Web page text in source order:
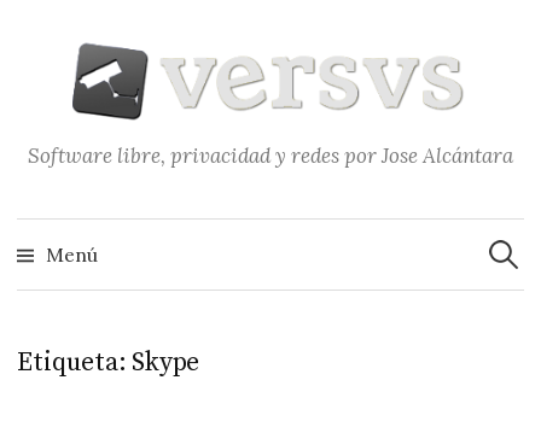
contenido
Software libre, privacidad y redes por Jose Alcántara
Menú
Etiqueta: Skype